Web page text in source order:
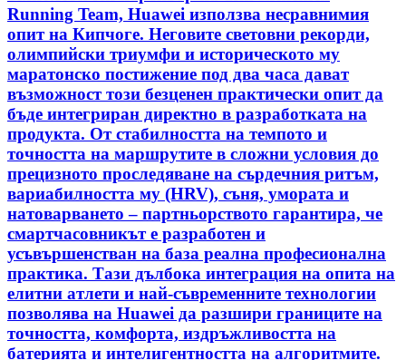
Running Team, Huawei използва несравнимия
опит на Кипчоге. Неговите световни рекорди,
олимпийски триумфи и историческото му
маратонско постижение под два часа дават
възможност този безценен практически опит да
бъде интегриран директно в разработката на
продукта. От стабилността на темпото и
точността на маршрутите в сложни условия до
прецизното проследяване на сърдечния ритъм,
вариабилността му (HRV), съня, умората и
натоварването – партньорството гарантира, че
смартчасовникът е разработен и
усъвършенстван на база реална професионална
практика. Тази дълбока интеграция на опита на
елитни атлети и най-съвременните технологии
позволява на Huawei да разшири границите на
точността, комфорта, издръжливостта на
батерията и интелигентността на алгоритмите.